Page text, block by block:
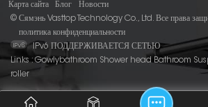
Карта сайта Блог
Новости
© Сямэнь Vasttop Technology Co., Ltd. Все права
политика конфиденциальности
IPv6 ПОДДЕРЖИВАЕТСЯ СЕТЬЮ
Links :Gowlybathroom Shower head Bathroom
roller